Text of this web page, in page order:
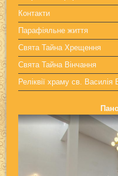
Контакти
Парафіяльне життя
Свята Тайна Хрещення
Свята Тайна Вінчання
Реліквії храму св. Василія